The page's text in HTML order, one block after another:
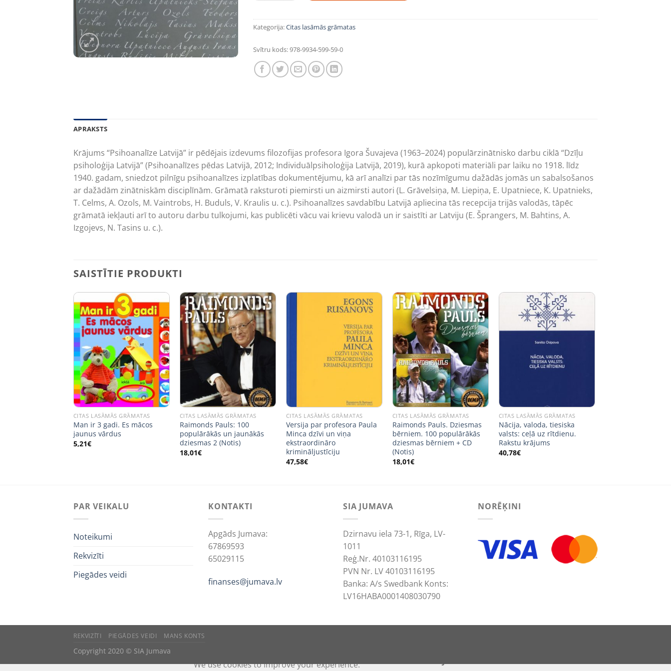
We use cookies to improve your experience.
Kategorija:Citas lasāmās grāmatas
Svītru kods:978-9934-599-59-0
APRAKSTS
Krājums “Psihoanalīze Latvijā” ir pēdējais izdevums filozofijas profesora Igora Šuvajeva (1963–2024) populārzinātnisko darbu ciklā “Dzīļu
psiholoģija Latvijā” (Psihoanalīzes pēdas Latvijā, 2012; Individuālpsiholoģija Latvijā, 2019), kurā apkopoti materiāli par laiku no 1918. līdz
1940. gadam, sniedzot pilnīgu psihoanalīzes izplatības dokumentējumu, kā arī analīzi par tās nozīmīgumu dažādās jomās un sabalsošanos
ar dažādām zinātniskām disciplīnām. Grāmatā raksturoti piemirsti un aizmirsti autori (L. Grāvelsiņa, M. Liepiņa, E. Upatniece, K. Upatnieks,
T. Celms, A. Ozols, M. Vaintrobs, H. Buduls, V. Kraulis u. c.). Psihoanalīzes savdabību Latvijā apliecina tās recepcija trijās valodās, tāpēc
grāmatā iekļauti arī to autoru darbu tulkojumi, kas publicēti vācu vai krievu valodā un ir saistīti ar Latviju (E. Šprangers, M. Bahtins, A.
Izgojevs, N. Tasins u. c.).
SAISTĪTIE PRODUKTI
CITAS LASĀMĀS GRĀMATAS
Man ir 3 gadi. Es mācos
jaunus vārdus
5,21€
CITAS LASĀMĀS GRĀMATAS
Raimonds Pauls: 100
populārākās un jaunākās
dziesmas 2 (Notis)
18,01€
CITAS LASĀMĀS GRĀMATAS
Versija par profesora Paula
Minca dzīvi un viņa
ekstraordināro
krimināljustīciju
47,58€
CITAS LASĀMĀS GRĀMATAS
Raimonds Pauls. Dziesmas
bērniem. 100 populārākās
dziesmas bērniem + CD
(Notis)
18,01€
CITAS LASĀMĀS GRĀMATAS
Nācija, valoda, tiesiska
valsts: ceļā uz rītdienu.
Rakstu krājums
40,78€
PAR VEIKALU
Noteikumi
Rekvizīti
Piegādes veidi
KONTAKTI
Apgāds Jumava:
67869593
65029115
finanses@jumava.lv
SIA JUMAVA
Dzirnavu iela 73-1, Rīga, LV-
1011
Reģ.Nr. 40103116195
PVN Nr. LV 40103116195
Banka: A/s Swedbank Konts:
LV16HABA0001408030790
NORĒĶINI
REKVIZĪTI PIEGĀDES VEIDI MANS KONTS
Copyright 2020 © SIA Jumava